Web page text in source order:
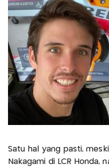
Satu hal yang pasti,
Nakagami di LCR Honda,